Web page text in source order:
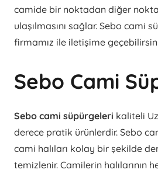
camide bir noktadan diğer
ulaşılmasını sağlar. Sebo cami
firmamız ile iletişime
Sebo Cami
Sebo cami süpürgeleri kaliteli
derece pratik ürünlerdir. Sebo
cami halıları kolay bir şekilde
temizlenir. Camilerin halılarının